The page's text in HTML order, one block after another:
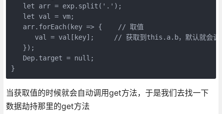
   let arr = exp.split('.');
   let val = vm;
   arr.forEach(key => {    // 取值
val = val[key];     // 获取到this.a.b，默认就会调
   });
   Dep.target = null;
当获取值的时候就会自动调用get方法，于是我们去找一下
数据劫持那里的get方法